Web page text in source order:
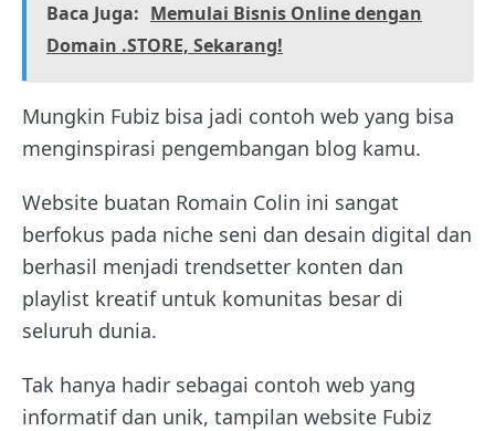
Baca Juga: Memulai Bisnis Online dengan
Domain .STORE, Sekarang!
Mungkin Fubiz bisa jadi contoh web yang bisa
menginspirasi pengembangan blog kamu.
Website buatan Romain Colin ini sangat
berfokus pada niche seni dan desain digital dan
berhasil menjadi trendsetter konten dan
playlist kreatif untuk komunitas besar di
seluruh dunia.
Tak hanya hadir sebagai contoh web yang
informatif dan unik, tampilan website Fubiz